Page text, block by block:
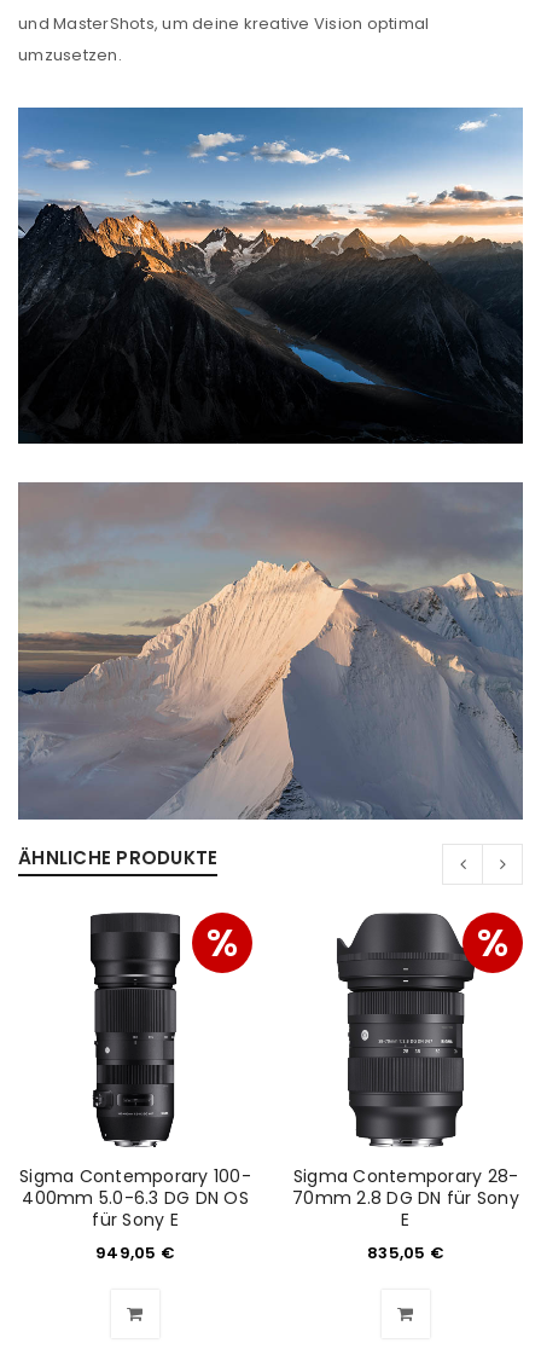
ANMELDEN
Passwort*
Anmeldeformular geschützt durch
WP Captcha
Angemeldet bleiben
ANMELDEN
PASSWORT VERGESSEN?
E-Mail-Adresse
Ein Link zum Erstellen eines neuen Passworts wird an
deine E-Mail-Adresse gesendet.
NEWSLETTER ABONNIEREN
us
Ich stimme zu
Ja, ich möchte ein Kundenkonto eröffnen und
und MasterShots, um deine kreative Vision optimal
umzusetzen.
ÄHNLICHE PRODUKTE
%
Sigma Contemporary 100-
400mm 5.0-6.3 DG DN OS
für Sony E
949,05 €
%
Sigma Contemporary 28-
70mm 2.8 DG DN für Sony
E
835,05 €